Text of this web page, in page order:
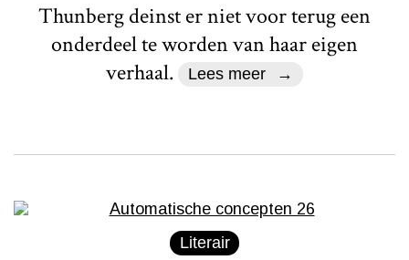
Thunberg deinst er niet voor terug een
onderdeel te worden van haar eigen
verhaal.
Lees meer
Literair